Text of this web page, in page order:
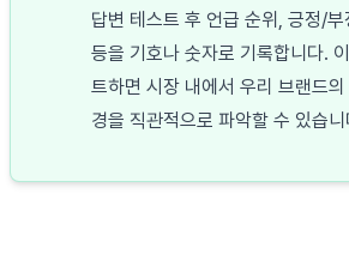
답변 테스트 후 언급 순위, 긍정/
등을 기호나 숫자로 기록합니다.
트하면 시장 내에서 우리 브랜드
경을 직관적으로 파악할 수 있습니